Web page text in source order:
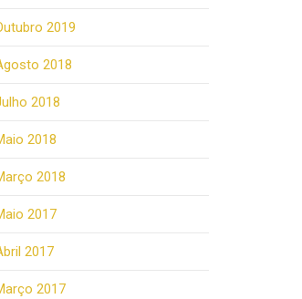
2019
2018
2018
2018
2018
2017
2017
2017